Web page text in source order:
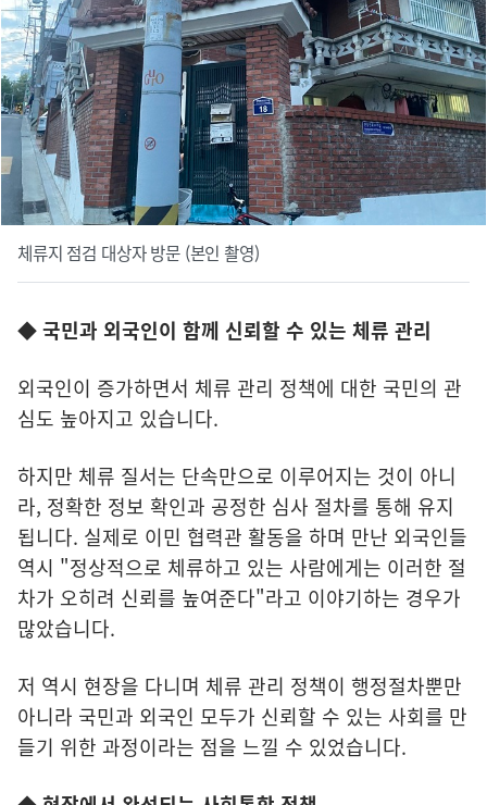
체류지 점검 대상자 방문 (본인 촬영)
◆ 국민과 외국인이 함께 신뢰할 수 있는 체류 관리
외국인이 증가하면서 체류 관리 정책에 대한 국민의 관
심도 높아지고 있습니다.
하지만 체류 질서는 단속만으로 이루어지는 것이 아니
라, 정확한 정보 확인과 공정한 심사 절차를 통해 유지
됩니다. 실제로 이민 협력관 활동을 하며 만난 외국인들
역시 "정상적으로 체류하고 있는 사람에게는 이러한 절
차가 오히려 신뢰를 높여준다"라고 이야기하는 경우가
많았습니다.
저 역시 현장을 다니며 체류 관리 정책이 행정절차뿐만
아니라 국민과 외국인 모두가 신뢰할 수 있는 사회를 만
들기 위한 과정이라는 점을 느낄 수 있었습니다.